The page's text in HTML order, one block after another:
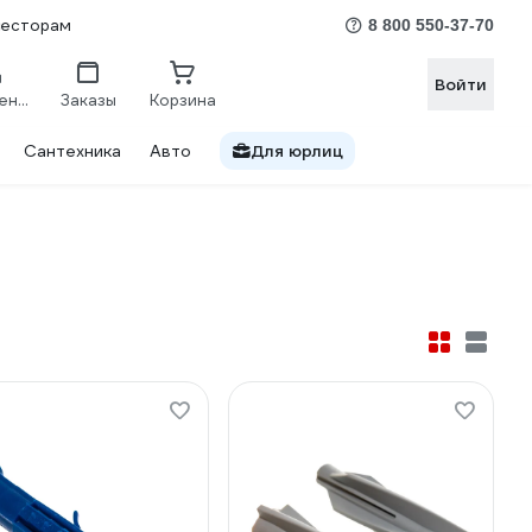
8 800 550-37-70
Сравнение Заказы Корзина
Войти
Сантехника Авто Для юрлиц